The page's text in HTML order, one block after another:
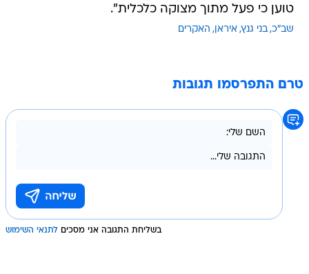
טוען כי פעל מתוך מצוקה כלכלית".
שב"כ בני גנץ איראן האקרים
טרם התפרסמו תגובות
בשליחת התגובה אני מסכים לתנאי השימוש